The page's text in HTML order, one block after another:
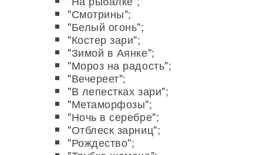
"Смотрины";
"Белый огонь";
"Костер зари";
"Зимой в Аянке";
"Мороз на радость";
"Вечереет";
"В лепестках зари";
"Метаморфозы";
"Ночь в серебре";
"Отблеск зарниц";
"Рождество";